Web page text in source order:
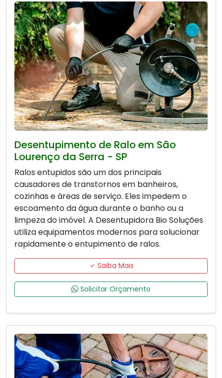
Desentupimento de Ralo em São
Lourenço da Serra - SP
Ralos entupidos são um dos principais
causadores de transtornos em banheiros,
cozinhas e áreas de serviço. Eles impedem o
escoamento da água durante o banho ou a
limpeza do imóvel. A Desentupidora Bio Soluções
utiliza equipamentos modernos para solucionar
rapidamente o entupimento de ralos.
Saiba Mais
Solicitar Orçamento